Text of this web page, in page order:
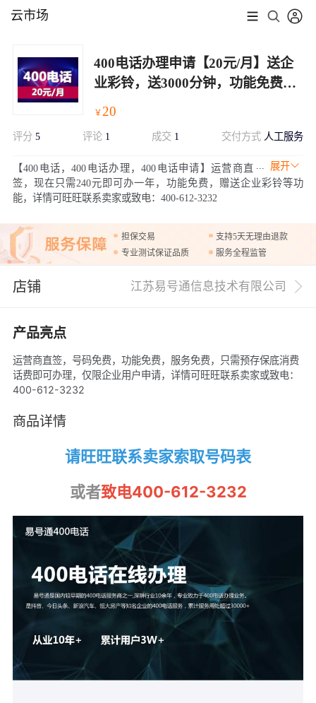
云市场
400电话办理申请【20元/月】送企
业彩铃，送3000分钟，功能免费选
￥ 20
评分 5 评论 1 成交 1 交付方式 人工服务
展开
【400电话，400电话办理，400电话申请】运营商直
签，现在只需240元即可办一年，功能免费，赠送企业彩铃等功
能，详情可旺旺联系卖家或致电：400-612-3232
担保交易
支持5天无理由退款
专业测试保证品质
服务全程监管
店铺 江苏易号通信息技术有限公司
产品亮点
运营商直签，号码免费，功能免费，服务免费，只需预存保底消费
话费即可办理，仅限企业用户申请，详情可旺旺联系卖家或致电：
400-612-3232
商品详情
请旺旺联系卖家索取号码表
或者致电400-612-3232